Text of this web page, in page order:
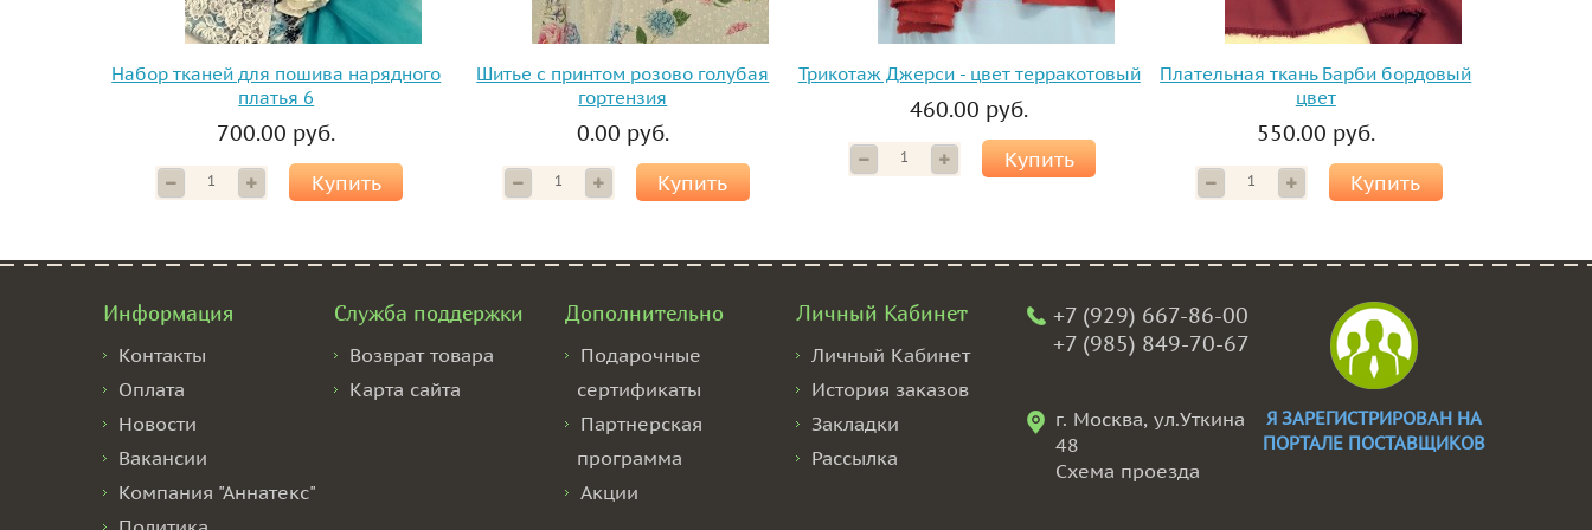
Набор тканей для пошива нарядного
платья 6
700.00 руб.
Купить
Шитье с принтом розово голубая
гортензия
0.00 руб.
Купить
Трикотаж Джерси - цвет терракотовый
460.00 руб.
Купить
Плательная ткань Барби бордовый
цвет
550.00 руб.
Купить
Информация
Контакты
Оплата
Новости
Вакансии
Компания "Аннатекс"
Служба поддержки
Возврат товара
Карта сайта
Дополнительно
Подарочные
сертификаты
Партнерская
программа
Акции
Личный Кабинет
Личный Кабинет
История заказов
Закладки
Рассылка
+7 (929) 667-86-00
+7 (985) 849-70-67
г. Москва, ул.Уткина
48
Схема проезда
Я ЗАРЕГИСТРИРОВАН НА
ПОРТАЛЕ ПОСТАВЩИКОВ